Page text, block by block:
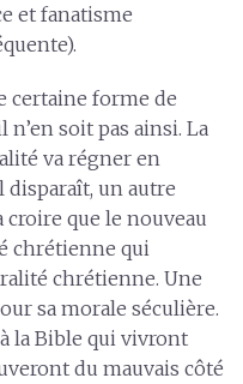
et fanatisme
certaine forme de
soit pas ainsi. La
va régner en
disparaît, un autre
croire que le nouveau
chrétienne qui
chrétienne. Une
sa morale séculière.
la Bible qui vivront
du mauvais côté